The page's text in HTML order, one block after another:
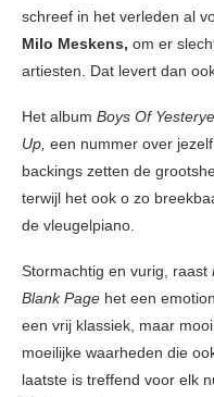
schreef in het verleden al
Milo Meskens, om er
artiesten. Dat levert dan
Het album Boys Of
Up, een nummer over
backings zetten de
terwijl het ook o zo
de vleugelpiano.
Stormachtig en vurig, raast
Blank Page het een
een vrij klassiek, maar
moeilijke waarheden die
laatste is treffend voor elk